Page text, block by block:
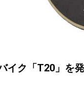
イク「T20」を